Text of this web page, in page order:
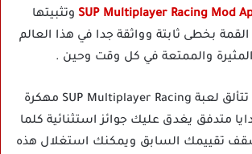
وتثبيتها
بخطى ثابتة وواثقة جدا في هذا العالم
المثيرة والممتعة في كل وقت وحين .
إضافة إلى كل ذلك تتألق لعبة SUP Multiplayer Racing مهكرة
متدفق يغدق عليك جوائز استثنائية كلما
تقييمك السابق ويمكنك استغلال هذه